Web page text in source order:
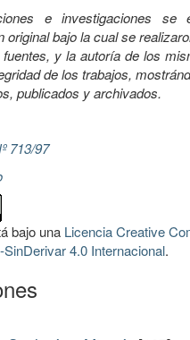
e investigaciones se
original bajo la cual se
fuentes, y la autoría de los
de los trabajos,
publicados y archivados.
713/97
bajo una Licencia Creative
4.0 Internacional.